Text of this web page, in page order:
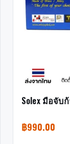
Solex มือจับ
฿990.00